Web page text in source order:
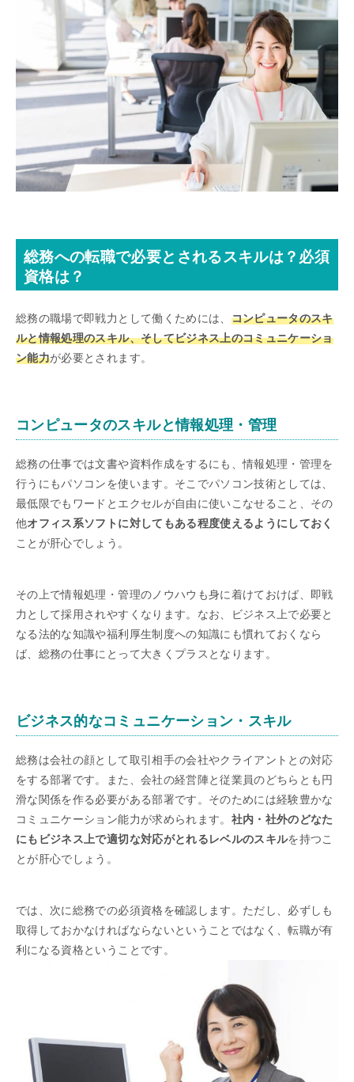
総務への転職で必要とされるスキルは？必須
資格は？
総務の職場で即戦力として働くためには、 コンピュータのスキ
ルと情報処理のスキル、そしてビジネス上のコミュニケーショ
ン能力が必要とされます。
コンピュータのスキルと情報処理・管理
総務の仕事では文書や資料作成をするにも、情報処理・管理を
行うにもパソコンを使います。そこでパソコン技術としては、
最低限でもワードとエクセルが自由に使いこなせること、その
他オフィス系ソフトに対してもある程度使えるようにしておく
ことが肝心でしょう。
その上で情報処理・管理のノウハウも身に着けておけば、即戦
力として採用されやすくなります。なお、ビジネス上で必要と
なる法的な知識や福利厚生制度への知識にも慣れておくなら
ば、総務の仕事にとって大きくプラスとなります。
ビジネス的なコミュニケーション・スキル
総務は会社の顔として取引相手の会社やクライアントとの対応
をする部署です。また、会社の経営陣と従業員のどちらとも円
滑な関係を作る必要がある部署です。そのためには経験豊かな
コミュニケーション能力が求められます。 社内・社外のどなた
にもビジネス上で適切な対応がとれるレベルのスキルを持つこ
とが肝心でしょう。
では、次に総務での必須資格を確認します。ただし、必ずしも
取得しておかなければならないということではなく、転職が有
利になる資格ということです。